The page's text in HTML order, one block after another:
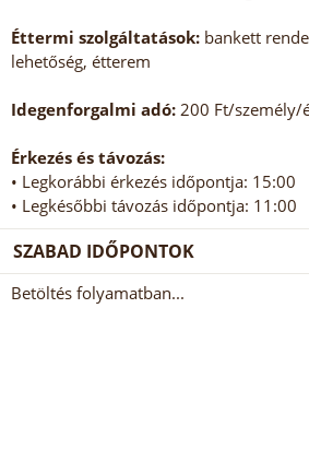
Éttermi szolgáltatások: bankett
lehetőség, étterem
Idegenforgalmi adó: 200 Ft/személy/
Érkezés és távozás:
• Legkorábbi érkezés időpontja: 15:00
• Legkésőbbi távozás időpontja: 11:00
SZABAD IDŐPONTOK
Betöltés folyamatban...